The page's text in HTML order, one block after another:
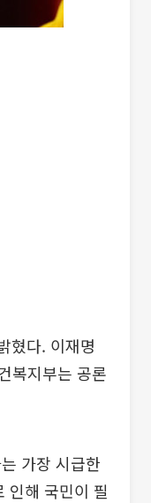
혔다. 이재명
복지부는 공론
가장 시급한
인해 국민이 필